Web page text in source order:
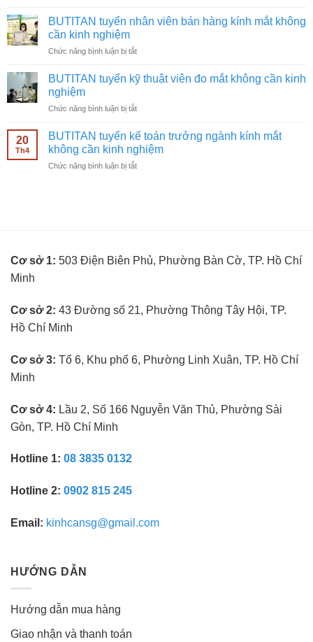
mắt
kinh
tuyển
cáo
ngành
không
kinh
nghiệm
BUTITAN tuyển nhân viên bán hàng kính mắt không
cần kinh nghiệm
Chức năng bình luận bị tắtở
tuyển
nhân
bán
kính
mắt
không
cần
BUTITAN tuyển kỹ thuật viên đo mắt không cần kinh
nghiệm
Chức năng bình luận bị tắtở
tuyển
kỹ
thuật
viên
20
Th4
BUTITAN tuyển kế toán trưởng ngành kính mắt
không cần kinh nghiệm
Chức năng bình luận bị tắtở
mắt
nghiệm
Cơ sở 1: 503 Điện Biên Phủ, Phường Bàn Cờ, TP. Hồ Chí
Minh
Cơ sở 2: 43 Đường số 21, Phường Thông Tây Hội, TP.
Hồ Chí Minh
Cơ sở 3: Tổ 6, Khu phố 6, Phường Linh Xuân, TP. Hồ Chí
Minh
Cơ sở 4: Lầu 2, Số 166 Nguyễn Văn Thủ, Phường Sài
Gòn, TP. Hồ Chí Minh
Hotline 1: 08 3835 0132
Hotline 2: 0902 815 245
Email: kinhcansg@gmail.com
HƯỚNG DẪN
Hướng dẫn mua hàng
Giao nhận và thanh toán